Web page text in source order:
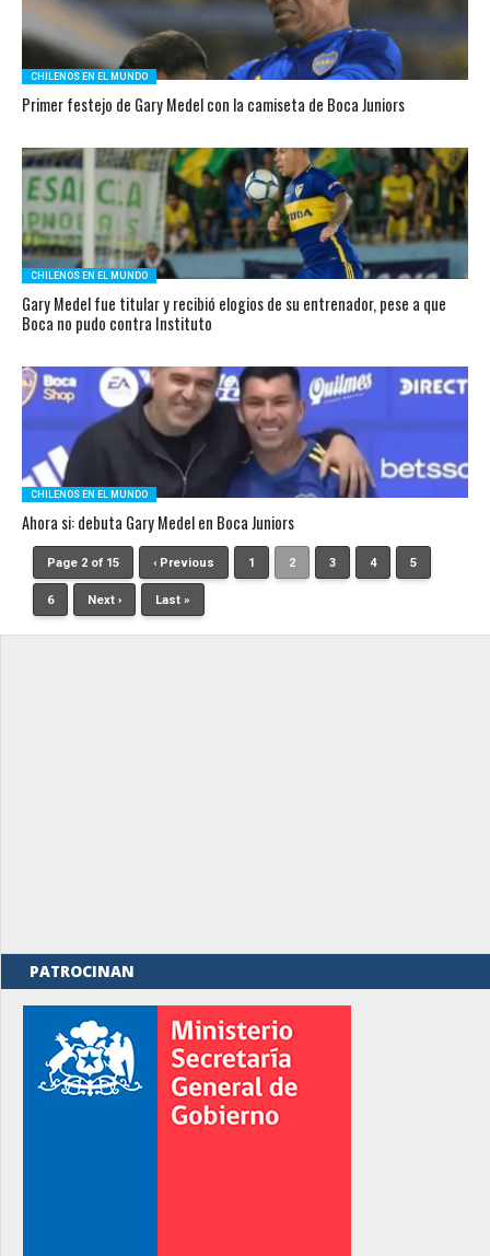
CHILENOS EN EL MUNDO
Primer festejo de Gary Medel con la camiseta de Boca Juniors
CHILENOS EN EL MUNDO
Gary Medel fue titular y recibió elogios de su entrenador, pese a que
Boca no pudo contra Instituto
CHILENOS EN EL MUNDO
Ahora si: debuta Gary Medel en Boca Juniors
Page 2 of 15 ‹ Previous 1 2 3 4 5
6 Next › Last »
PATROCINAN